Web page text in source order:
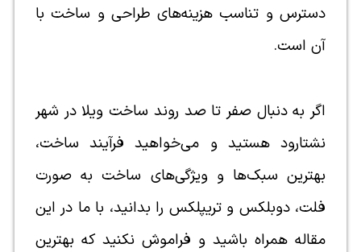
دسترس و تناسب هزینه‌های طراحی و ساخت با
آن است.
اگر به دنبال صفر تا صد روند ساخت ویلا در شهر
نشتارود هستید و می‌خواهید فرآیند ساخت،
بهترین سبک‌ها و ویژگی‌های ساخت به صورت
فلت، دوبلکس و تریپلکس را بدانید، با ما در این
مقاله همراه باشید و فراموش نکنید که بهترین